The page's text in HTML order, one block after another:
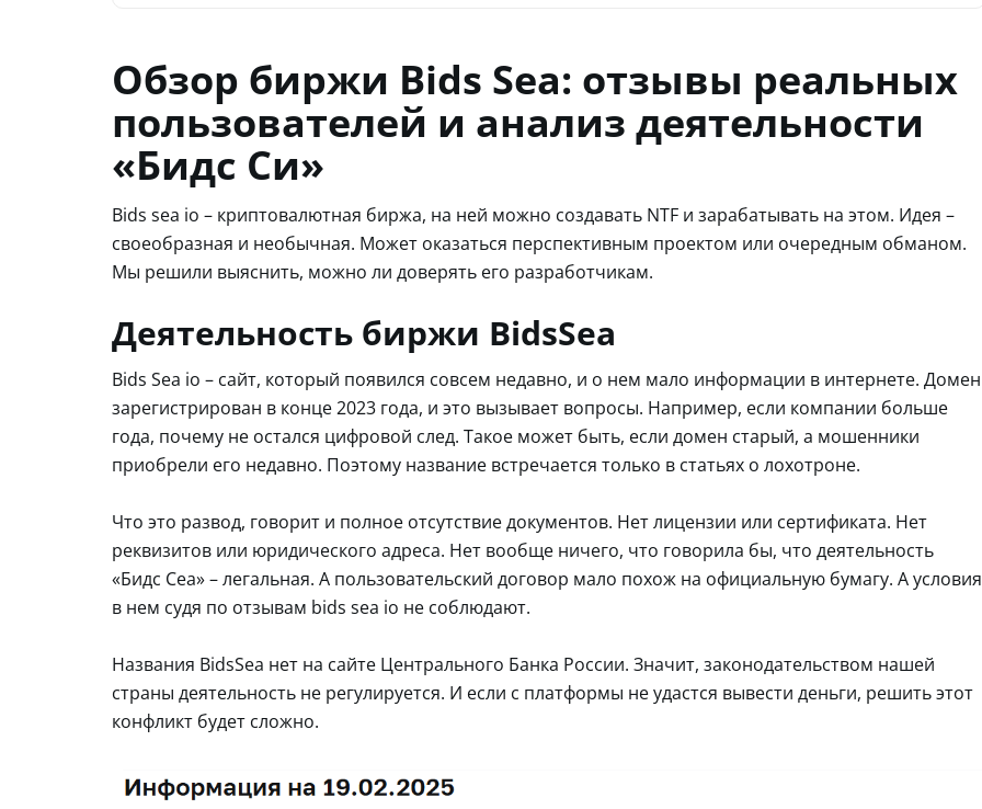
Обзор биржи Bids Sea: отзывы реальных
пользователей и анализ деятельности
«Бидс Си»
Bids sea io – криптовалютная биржа, на ней можно создавать NTF и зарабатывать на этом. Идея –
своеобразная и необычная. Может оказаться перспективным проектом или очередным обманом.
Мы решили выяснить, можно ли доверять его разработчикам.
Деятельность биржи BidsSea
Bids Sea io – сайт, который появился совсем недавно, и о нем мало информации в интернете. Домен
зарегистрирован в конце 2023 года, и это вызывает вопросы. Например, если компании больше
года, почему не остался цифровой след. Такое может быть, если домен старый, а мошенники
приобрели его недавно. Поэтому название встречается только в статьях о лохотроне.
Что это развод, говорит и полное отсутствие документов. Нет лицензии или сертификата. Нет
реквизитов или юридического адреса. Нет вообще ничего, что говорила бы, что деятельность
«Бидс Сеа» – легальная. А пользовательский договор мало похож на официальную бумагу. А условия
в нем судя по отзывам bids sea io не соблюдают.
Названия BidsSea нет на сайте Центрального Банка России. Значит, законодательством нашей
страны деятельность не регулируется. И если с платформы не удастся вывести деньги, решить этот
конфликт будет сложно.